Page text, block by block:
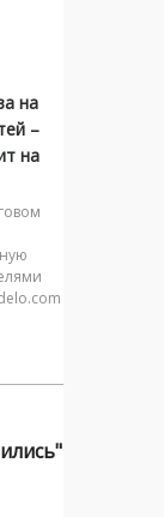
на
–
на